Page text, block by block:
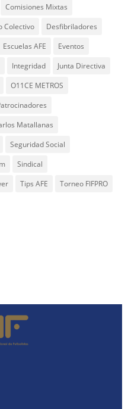
Comisiones Mixtas
Colectivo
Desfibriladores
Escuelas AFE
Eventos
Integridad
Junta Directiva
O11CE METROS
Matallanas
Seguridad Social
Sindical
Tips AFE
Torneo FIFPRO